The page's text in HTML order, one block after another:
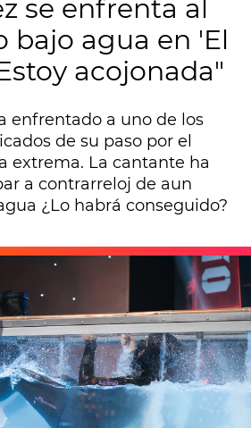
se enfrenta al
bajo agua en 'El
acojonada"
enfrentado a uno de los
de su paso por el
extrema. La cantante ha
a contrarreloj de aun
¿Lo habrá conseguido?